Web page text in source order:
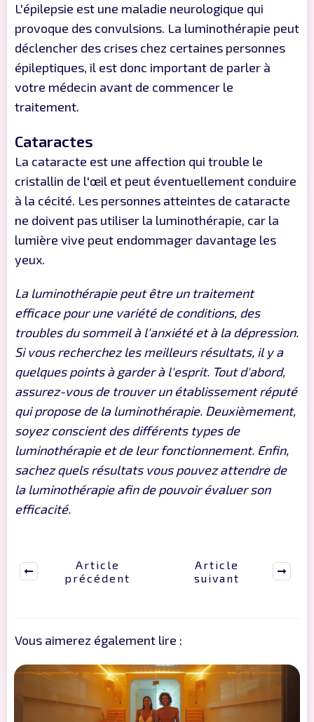
L'épilepsie est une maladie neurologique qui
provoque des convulsions. La luminothérapie peut
déclencher des crises chez certaines personnes
épileptiques, il est donc important de parler à
votre médecin avant de commencer le
traitement.
Cataractes
La cataracte est une affection qui trouble le
cristallin de l'œil et peut éventuellement conduire
à la cécité. Les personnes atteintes de cataracte
ne doivent pas utiliser la luminothérapie, car la
lumière vive peut endommager davantage les
yeux.
La luminothérapie peut être un traitement
efficace pour une variété de conditions, des
troubles du sommeil à l'anxiété et à la dépression.
Si vous recherchez les meilleurs résultats, il y a
quelques points à garder à l'esprit. Tout d'abord,
assurez-vous de trouver un établissement réputé
qui propose de la luminothérapie. Deuxièmement,
soyez conscient des différents types de
luminothérapie et de leur fonctionnement. Enfin,
sachez quels résultats vous pouvez attendre de
la luminothérapie afin de pouvoir évaluer son
efficacité.
Article
précédent
Article
suivant
Vous aimerez également lire :